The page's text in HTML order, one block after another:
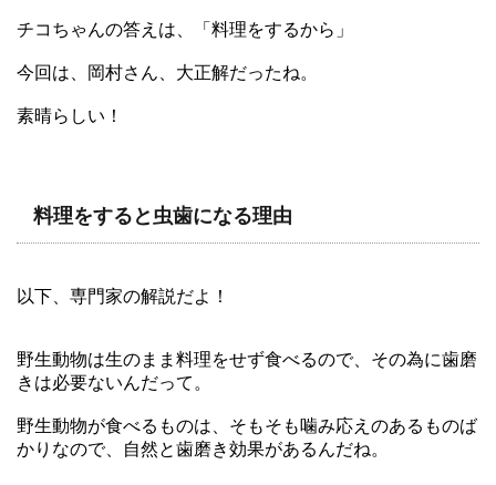
チコちゃんの答えは、「料理をするから」
今回は、岡村さん、大正解だったね。
素晴らしい！
料理をすると虫歯になる理由
以下、専門家の解説だよ！
野生動物は生のまま料理をせず食べるので、その為に歯磨
きは必要ないんだって。
野生動物が食べるものは、そもそも噛み応えのあるものば
かりなので、自然と歯磨き効果があるんだね。